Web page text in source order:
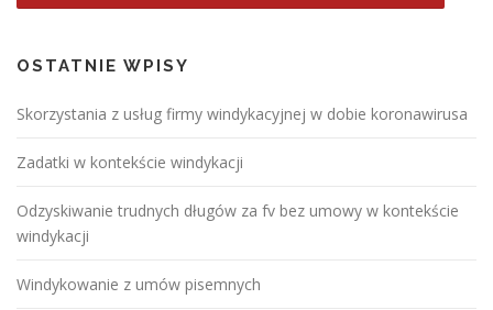
OSTATNIE WPISY
Skorzystania z usług firmy windykacyjnej w dobie koronawirusa
Zadatki w kontekście windykacji
Odzyskiwanie trudnych długów za fv bez umowy w kontekście
windykacji
Windykowanie z umów pisemnych